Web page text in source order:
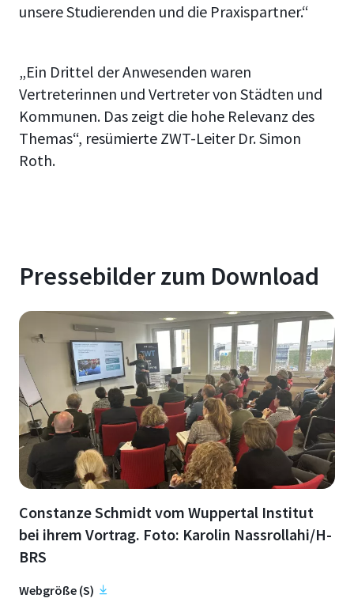
unsere Studierenden und die Praxispartner.“
„Ein Drittel der Anwesenden waren
Vertreterinnen und Vertreter von Städten und
Kommunen. Das zeigt die hohe Relevanz des
Themas“, resümierte ZWT-Leiter Dr. Simon
Roth.
Pressebilder zum Download
Constanze Schmidt vom Wuppertal Institut
bei ihrem Vortrag. Foto: Karolin Nassrollahi/H-
BRS
Webgröße (S)